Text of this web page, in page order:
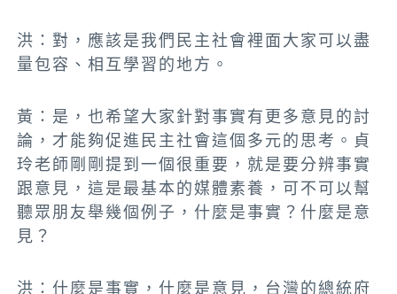
洪：對，應該是我們民主社會裡面大家可以盡
量包容、相互學習的地方 。
黃：是，也希望大家針對事實有更多意見的討
論，才能夠促進民主社會這個多元的思考。貞
玲老師剛剛提到一個很重要，就是要分辨事實
跟意見，這是最基本的媒體素養，可不可以幫
聽眾朋友舉幾個例子，什麼是事實？什麼是意
見？
洪：什麼是事實，什麼是意見，台灣的總統府